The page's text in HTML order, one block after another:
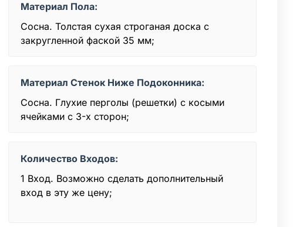
Материал Пола:
Сосна. Толстая сухая строганая доска с
закругленной фаской 35 мм;
Материал Стенок Ниже Подоконника:
Сосна. Глухие перголы (решетки) с косыми
ячейками с 3-х сторон;
Количество Входов:
1 Вход. Возможно сделать дополнительный
вход в эту же цену;